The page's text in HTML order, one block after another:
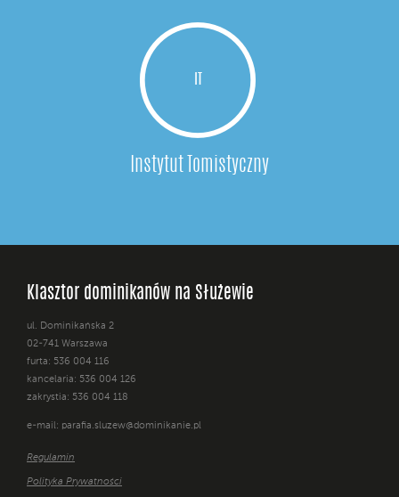
Instytut Tomistyczny
Klasztor dominikanów na Służewie
ul. Dominikańska 2
02-741 Warszawa
furta: 536 004 116
kancelaria: 536 004 126
zakrystia: 536 004 118
e-mail: parafia.sluzew@dominikanie.pl
Regulamin
Polityka Prywatności